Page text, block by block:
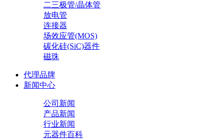
二三极管/晶体管
放电管
连接器
场效应管(MOS)
碳化硅(SiC)器件
磁珠
代理品牌
新闻中心
公司新闻
产品新闻
行业新闻
元器件百科